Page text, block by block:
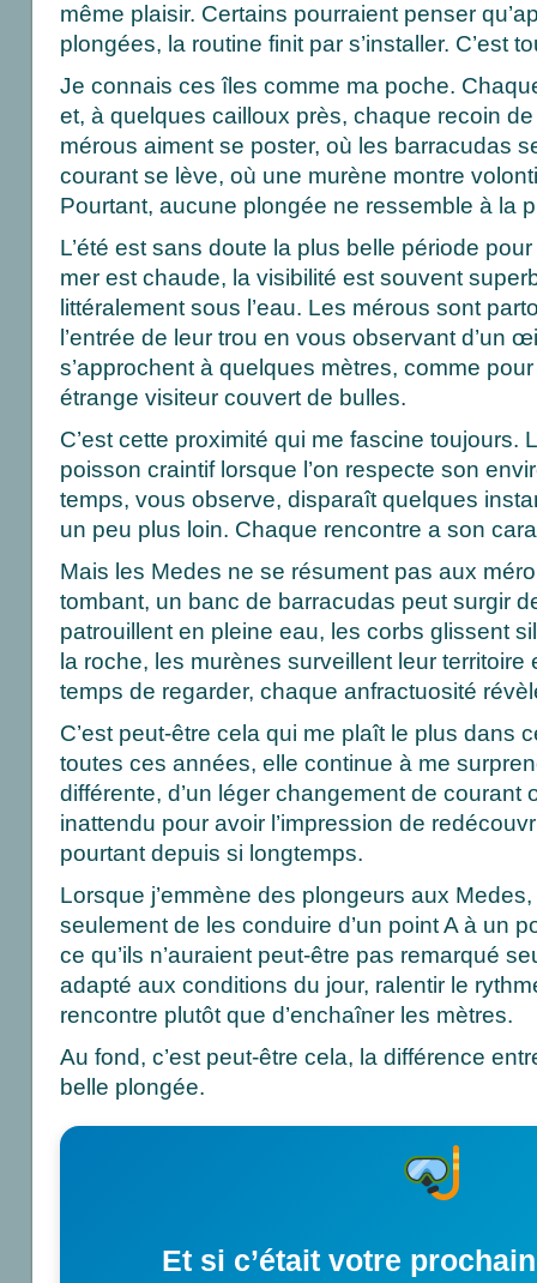
même plaisir. Certains pourraient penser
plongées, la routine finit par s’installer. C’est
Je connais ces îles comme ma poche.
et, à quelques cailloux près, chaque recoin
mérous aiment se poster, où les barracudas
courant se lève, où une murène montre
Pourtant, aucune plongée ne ressemble à la
L’été est sans doute la plus belle période
mer est chaude, la visibilité est souvent
littéralement sous l’eau. Les mérous sont
l’entrée de leur trou en vous observant d’un
s’approchent à quelques mètres, comme
étrange visiteur couvert de bulles.
C’est cette proximité qui me fascine toujours.
poisson craintif lorsque l’on respecte son
temps, vous observe, disparaît quelques
un peu plus loin. Chaque rencontre a son
Mais les Medes ne se résument pas aux
tombant, un banc de barracudas peut surgir
patrouillent en pleine eau, les corbs glissent
la roche, les murènes surveillent leur territoire
temps de regarder, chaque anfractuosité
C’est peut-être cela qui me plaît le plus dans
toutes ces années, elle continue à me
différente, d’un léger changement de courant
inattendu pour avoir l’impression de
pourtant depuis si longtemps.
Lorsque j’emmène des plongeurs aux
seulement de les conduire d’un point A à un
ce qu’ils n’auraient peut-être pas remarqué
adapté aux conditions du jour, ralentir le
rencontre plutôt que d’enchaîner les mètres.
Au fond, c’est peut-être cela, la différence
belle plongée.
Et si c’était votre